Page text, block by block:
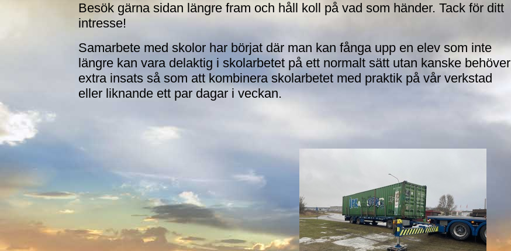
Besök gärna sidan längre fram och håll koll på vad som händer. Tack för ditt
intresse!
Samarbete med skolor har börjat där man kan fånga upp en elev som inte
längre kan vara delaktig i skolarbetet på ett normalt sätt utan kanske behöver
extra insats så som att kombinera skolarbetet med praktik på vår verkstad
eller liknande ett par dagar i veckan.